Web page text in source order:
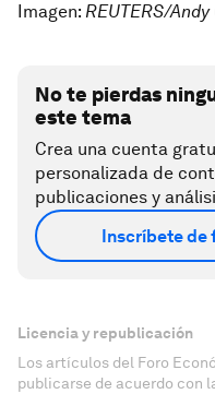
Imagen: REUTERS/Andy
No te pierdas
este tema
Crea una cuenta
personalizada de
publicaciones y
Inscríbete de
Licencia y republicación
Los artículos del Foro
publicarse de acuerdo con